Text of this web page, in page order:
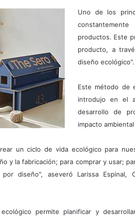
Uno de los
productos. Este
producto, a
diseño ecológico".
Este método de
introdujo en el
desarrollo de
impacto
un ciclo de vida ecológico para
y la fabricación; para comprar y usar;
diseño", aseveró Larissa Espinal,
permite planificar y